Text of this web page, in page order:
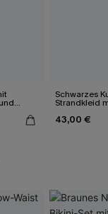
Schwarzes
Strandkleid
43,00 €